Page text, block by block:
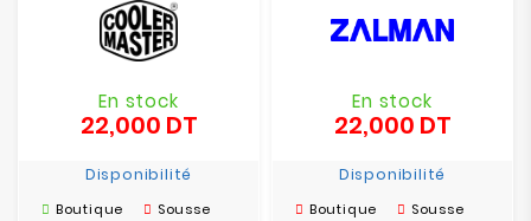
En stock
22,000 DTPrix
Disponibilité
Boutique
Sousse
En stock
22,000 DTPrix
Disponibilité
Boutique
Sousse